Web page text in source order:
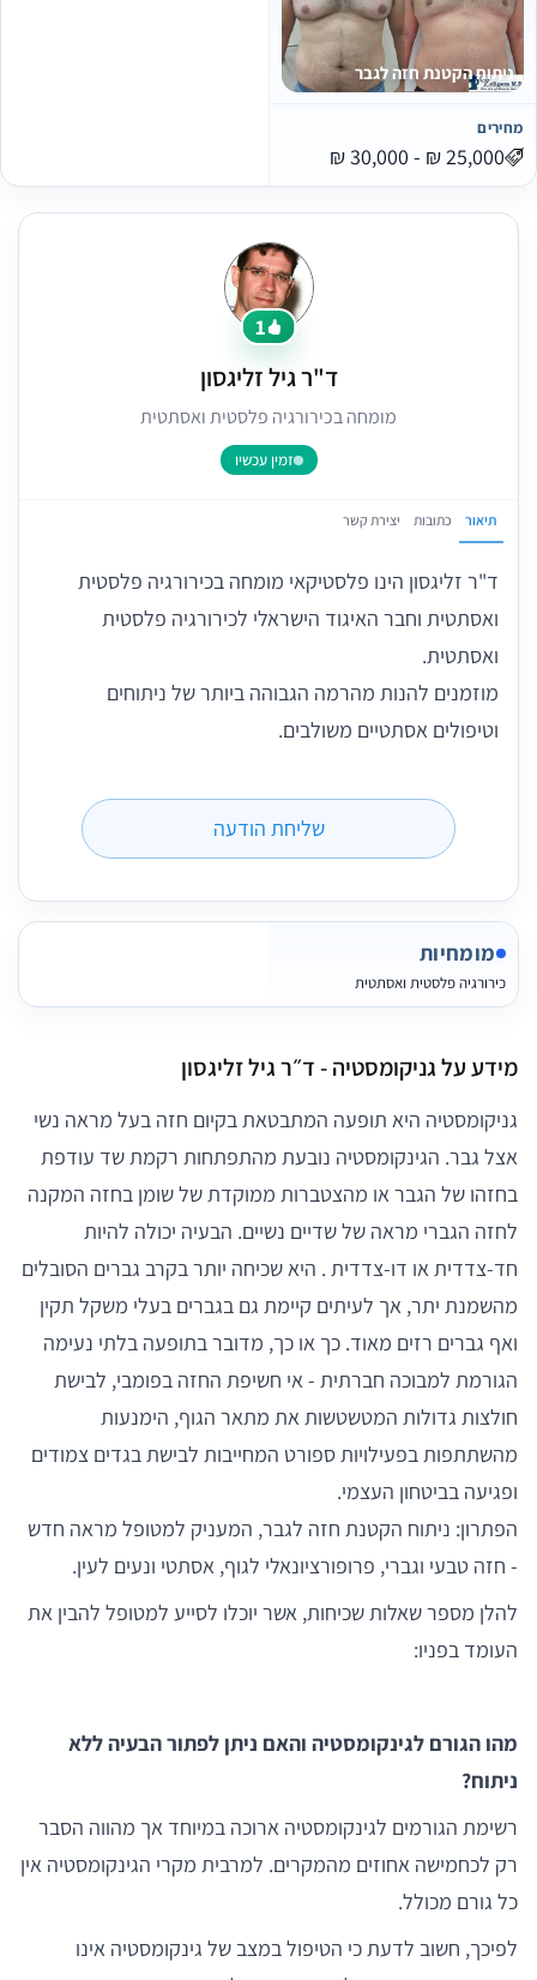
ניתוח הקטנת חזה לגבר
מחירים
1
ד"ר גיל זליגסון
מומחה בכירורגיה פלסטית ואסתטית
זמין עכשיו
תיאור כתובות יצירת קשר
ד"ר זליגסון הינו פלסטיקאי מומחה בכירורגיה פלסטית
ואסתטית וחבר האיגוד הישראלי לכירורגיה פלסטית
ואסתטית.
מוזמנים להנות מהרמה הגבוהה ביותר של ניתוחים
וטיפולים אסתטיים משולבים.
שליחת הודעה
מומחיות
כירורגיה פלסטית ואסתטית
מידע על גניקומסטיה - ד״ר גיל זליגסון
גניקומסטיה היא תופעה המתבטאת בקיום חזה בעל מראה נשי
אצל גבר. הגינקומסטיה נובעת מהתפתחות רקמת שד עודפת
בחזהו של הגבר או מהצטברות ממוקדת של שומן בחזה המקנה
לחזה הגברי מראה של שדיים נשיים. הבעיה יכולה להיות
חד-צדדית או דו-צדדית . היא שכיחה יותר בקרב גברים הסובלים
מהשמנת יתר, אך לעיתים קיימת גם בגברים בעלי משקל תקין
ואף גברים רזים מאוד. כך או כך, מדובר בתופעה בלתי נעימה
הגורמת למבוכה חברתית - אי חשיפת החזה בפומבי, לבישת
חולצות גדולות המטשטשות את מתאר הגוף, הימנעות
מהשתתפות בפעילויות ספורט המחייבות לבישת בגדים צמודים
ופגיעה בביטחון העצמי.
הפתרון: ניתוח הקטנת חזה לגבר, המעניק למטופל מראה חדש
- חזה טבעי וגברי, פרופורציונאלי לגוף, אסתטי ונעים לעין.
להלן מספר שאלות שכיחות, אשר יוכלו לסייע למטופל להבין את
העומד בפניו:
מהו הגורם לגינקומסטיה והאם ניתן לפתור הבעיה ללא
ניתוח?
רשימת הגורמים לגינקומסטיה ארוכה במיוחד אך מהווה הסבר
רק לכחמישה אחוזים מהמקרים. למרבית מקרי הגינקומסטיה אין
כל גורם מכולל.
לפיכך, חשוב לדעת כי הטיפול במצב של גינקומסטיה אינו